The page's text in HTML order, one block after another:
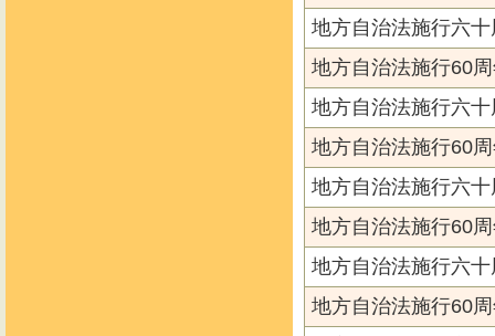
地方自治法施行六
地方自治法施行60
地方自治法施行六
地方自治法施行60
地方自治法施行六
地方自治法施行60
地方自治法施行六
地方自治法施行60